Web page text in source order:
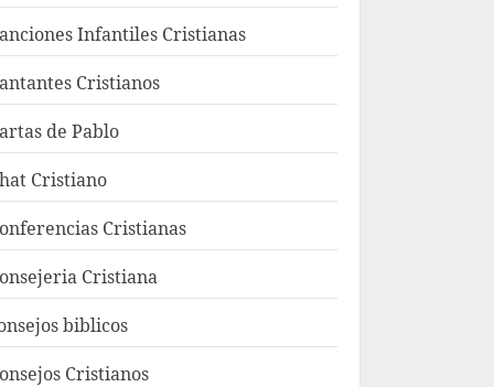
Infantiles Cristianas
Cristianos
de Pablo
Cristiano
Cristianas
Cristiana
biblicos
Cristianos